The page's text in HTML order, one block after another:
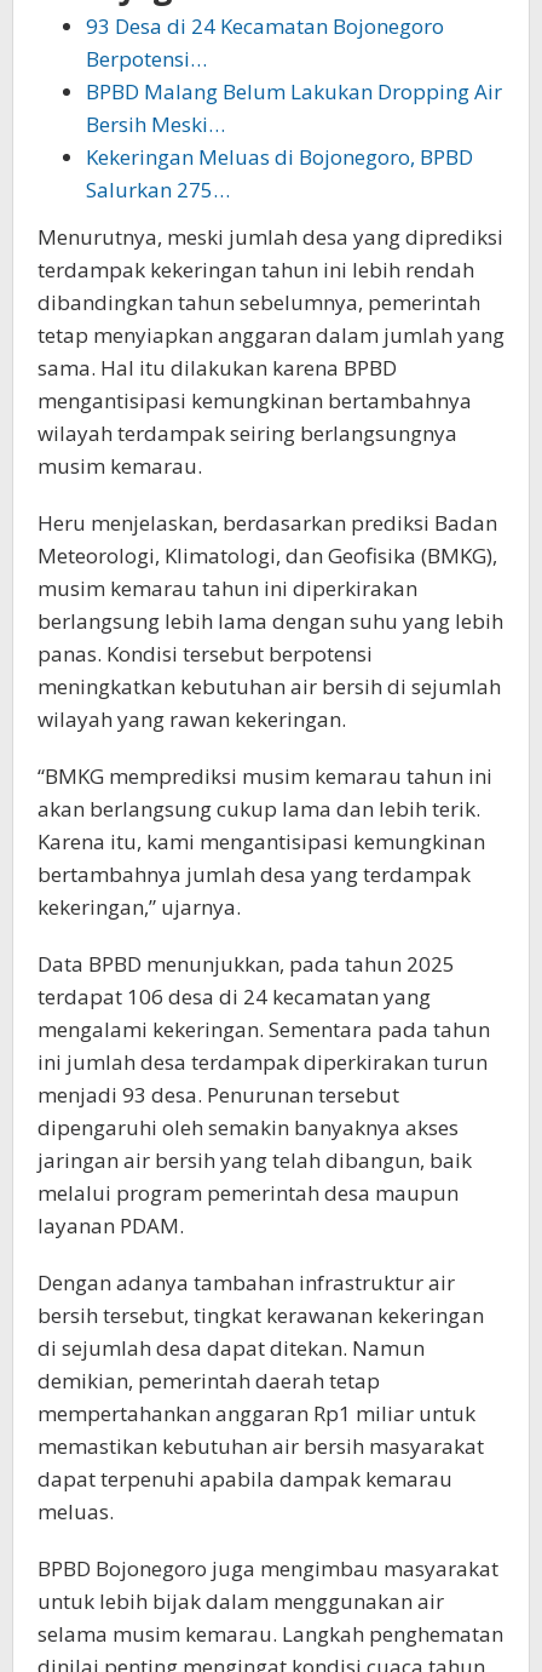
93 Desa di 24 Kecamatan Bojonegoro
Berpotensi…
BPBD Malang Belum Lakukan Dropping Air
Bersih Meski…
Kekeringan Meluas di Bojonegoro, BPBD
Salurkan 275…
Menurutnya, meski jumlah desa yang diprediksi
terdampak kekeringan tahun ini lebih rendah
dibandingkan tahun sebelumnya, pemerintah
tetap menyiapkan anggaran dalam jumlah yang
sama. Hal itu dilakukan karena BPBD
mengantisipasi kemungkinan bertambahnya
wilayah terdampak seiring berlangsungnya
musim kemarau.
Heru menjelaskan, berdasarkan prediksi Badan
Meteorologi, Klimatologi, dan Geofisika (BMKG),
musim kemarau tahun ini diperkirakan
berlangsung lebih lama dengan suhu yang lebih
panas. Kondisi tersebut berpotensi
meningkatkan kebutuhan air bersih di sejumlah
wilayah yang rawan kekeringan.
“BMKG memprediksi musim kemarau tahun ini
akan berlangsung cukup lama dan lebih terik.
Karena itu, kami mengantisipasi kemungkinan
bertambahnya jumlah desa yang terdampak
kekeringan,” ujarnya.
Data BPBD menunjukkan, pada tahun 2025
terdapat 106 desa di 24 kecamatan yang
mengalami kekeringan. Sementara pada tahun
ini jumlah desa terdampak diperkirakan turun
menjadi 93 desa. Penurunan tersebut
dipengaruhi oleh semakin banyaknya akses
jaringan air bersih yang telah dibangun, baik
melalui program pemerintah desa maupun
layanan PDAM.
Dengan adanya tambahan infrastruktur air
bersih tersebut, tingkat kerawanan kekeringan
di sejumlah desa dapat ditekan. Namun
demikian, pemerintah daerah tetap
mempertahankan anggaran Rp1 miliar untuk
memastikan kebutuhan air bersih masyarakat
dapat terpenuhi apabila dampak kemarau
meluas.
BPBD Bojonegoro juga mengimbau masyarakat
untuk lebih bijak dalam menggunakan air
selama musim kemarau. Langkah penghematan
dinilai penting mengingat kondisi cuaca tahun